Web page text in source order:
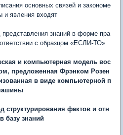
основных связей и закономе
и явления входят
представления знаний в форме пра
с образцом «ЕСЛИ-ТО»
и компьютерная модель вос
предложенная Фрэнком Розен
в виде компьютерной п
структурирования фактов и отн
базу знаний